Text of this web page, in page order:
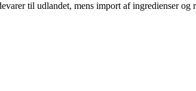
til udlandet, mens import af ingredienser